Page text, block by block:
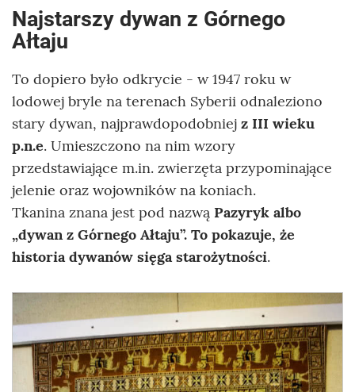
Najstarszy dywan z Górnego
Ałtaju
To dopiero było odkrycie - w 1947 roku w
lodowej bryle na terenach Syberii odnaleziono
stary dywan, najprawdopodobniej z III wieku
p.n.e. Umieszczono na nim wzory
przedstawiające m.in. zwierzęta przypominające
jelenie oraz wojowników na koniach.
Tkanina znana jest pod nazwą Pazyryk albo
„dywan z Górnego Ałtaju”. To pokazuje, że
historia dywanów sięga starożytności.